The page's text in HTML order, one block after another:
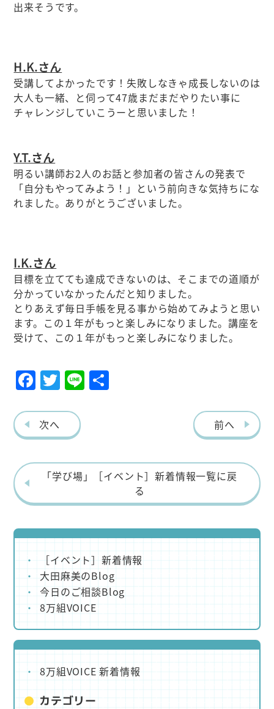
出来そうです。
H.K.さん
受講してよかったです！失敗しなきゃ成長しないのは
大人も一緒、と伺って47歳まだまだやりたい事に
チャレンジしていこうーと思いました！
Y.T.さん
明るい講師お2人のお話と参加者の皆さんの発表で
「自分もやってみよう！」という前向きな気持ちにな
れました。ありがとうございました。
I.K.さん
目標を立てても達成できないのは、そこまでの道順が
分かっていなかったんだと知りました。
とりあえず毎日手帳を見る事から始めてみようと思い
ます。この１年がもっと楽しみになりました。講座を
受けて、この１年がもっと楽しみになりました。
F
a
c
e
b
o
o
T
w
it
te
r
Li
n
次へ 前へ
「学び場」［イベント］新着情報一覧に戻
る
［イベント］新着情報
大田麻美のBlog
今日のご相談Blog
8万組VOICE
8万組VOICE 新着情報
カテゴリー